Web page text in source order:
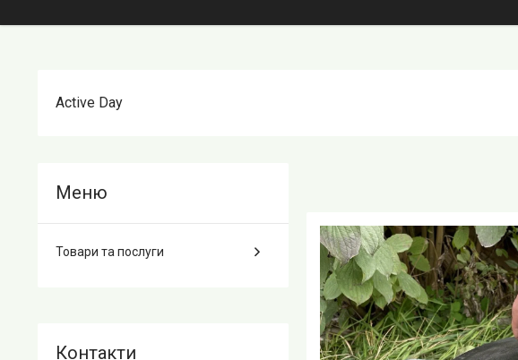
Active Day
Товари та послуги